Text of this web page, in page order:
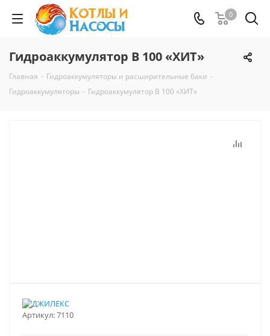
0
Гидроаккумулятор В 100 «ХИТ»
Главная - Гидроаккумуляторы и расширительные баки -
Гидроаккумуляторы - Гидроаккумулятор В 100 «ХИТ»
Артикул:7110